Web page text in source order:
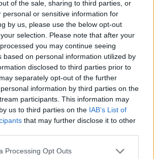
of the sale, sharing to third parties, or
personal or sensitive information for
by us, please use the below opt-out
selection. Please note that after your
you may continue seeing
based on personal information utilized by
disclosed to third parties prior to
separately opt-out of the further
information by third parties on the
participants. This information may
us to third parties on the IAB’s List of
that may further disclose it to other
Processing Opt Outs
e
po
te njëri-
Reforma territoriale/
Cërriku hap konsultimet
publike, Doka: Qëndrimi
do të bazohet te zëri i
qytetarëve, jo te
përplasjet politike
mbrojtëse: goditja ndaj